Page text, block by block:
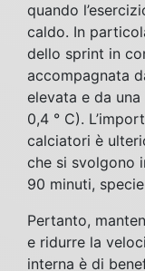
quando
caldo. In
dello sprint in
accompagnata
elevata e da
0,4 ° C).
calciatori è
che si svolgono
90 minuti,
Pertanto,
e ridurre la
interna è di